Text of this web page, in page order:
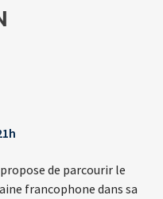
propose de parcourir le
francophone dans sa